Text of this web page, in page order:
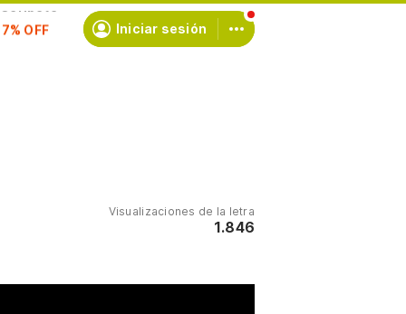
Iniciar sesión
Visualizaciones de la letra
1.846